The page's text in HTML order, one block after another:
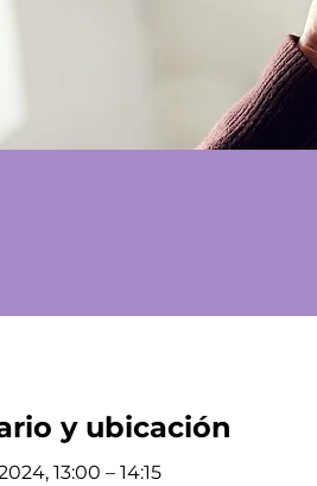
y ubicación
13:00 – 14:15